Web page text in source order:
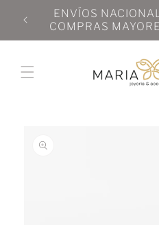
directamente
al contenido
ENVÍOS
COMPRAS
información